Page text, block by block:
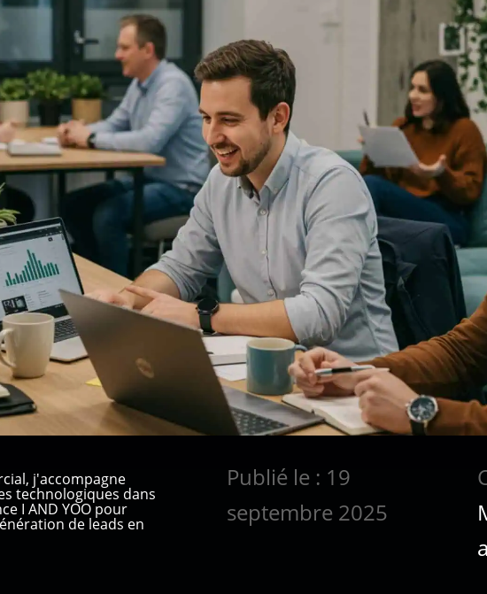
j'accompagne
technologiques dans
I AND YOO pour
de leads en
Publié le : 19
septembre 2025